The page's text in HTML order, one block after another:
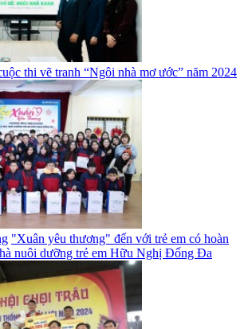
thi vẽ tranh “Ngôi nhà mơ ước” năm 2024
"Xuân yêu thương" đến với trẻ em có hoàn
nuôi dưỡng trẻ em Hữu Nghị Đống Đa